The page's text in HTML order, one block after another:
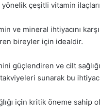
yönelik çeşitli vitamin
ve mineral ihtiyacını
bireyler için idealdir.
güçlendiren ve cilt
sunarak bu ihtiyacı
için kritik öneme sahip